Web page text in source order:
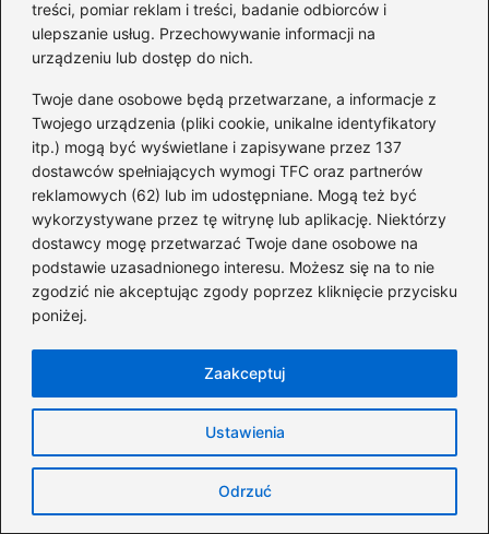
treści, pomiar reklam i treści, badanie odbiorców i
ulepszanie usług. Przechowywanie informacji na
urządzeniu lub dostęp do nich.
Twoje dane osobowe będą przetwarzane, a informacje z
Twojego urządzenia (pliki cookie, unikalne identyfikatory
itp.) mogą być wyświetlane i zapisywane przez 137
dostawców spełniających wymogi TFC oraz partnerów
reklamowych (62) lub im udostępniane. Mogą też być
wykorzystywane przez tę witrynę lub aplikację. Niektórzy
dostawcy mogę przetwarzać Twoje dane osobowe na
podstawie uzasadnionego interesu. Możesz się na to nie
zgodzić nie akceptując zgody poprzez kliknięcie przycisku
poniżej.
Ustawienia
Odrzuć
Zaakceptuj
spokój ducha
Przyczyny i skutki zadłużenia zapadłego
Rozpoznawanie zadłużenia zapadłego w
finansach osobistych
Sposoby na unikanie zadłużenia zapadłego
Zadłużenie zapadłe
Zadłużenie zapadłe a prawa dłużnika
Ireneusz Wojtunik